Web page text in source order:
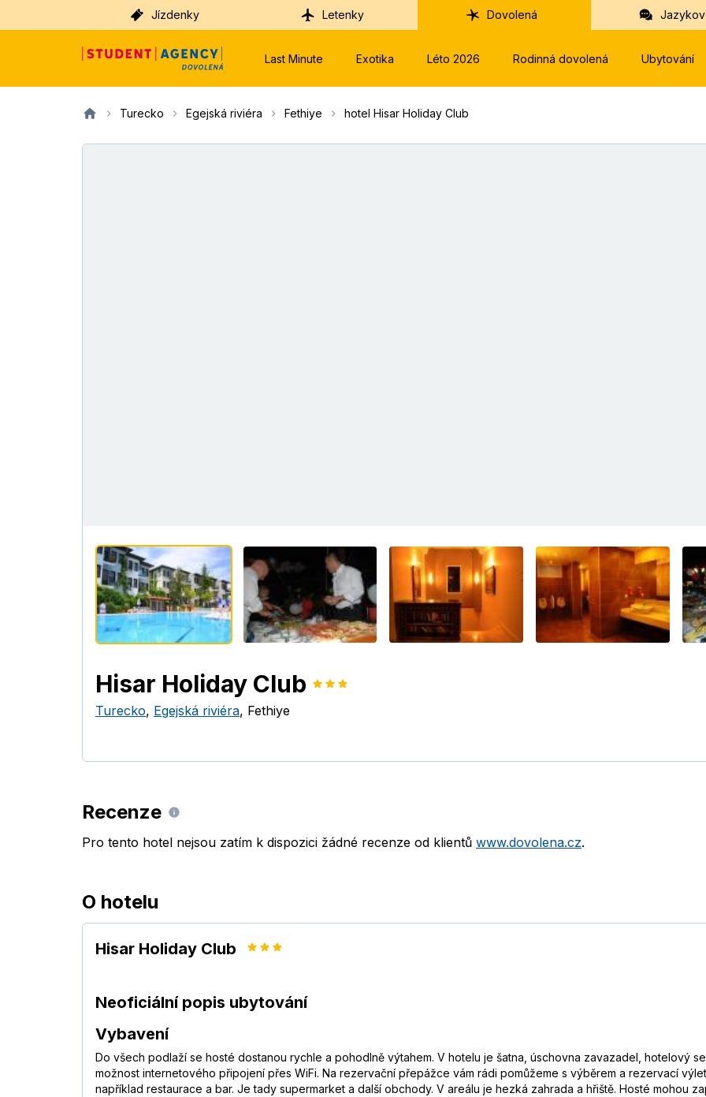
Jízdenky Letenky Dovolená
Last Minute Exotika Léto 2026 Rodinná dovolená Ubytování
Turecko Egejská riviéra Fethiye hotel Hisar Holiday Club
Hisar Holiday Club
Turecko, Egejská riviéra, Fethiye
Recenze
Pro tento hotel nejsou zatím k dispozici žádné recenze od klientů www.dovolena.cz.
O hotelu
Hisar Holiday Club
Neoficiální popis ubytování
Vybavení
Do všech podlaží se hosté dostanou rychle a pohodlně výtahem. V hotelu je šatna, úschovna zavazadel, hotelový
možnost internetového připojení přes WiFi. Na rezervační přepážce vám rádi pomůžeme s výběrem a rezervací
například restaurace a bar. Je tady supermarket a další obchody. V areálu je hezká zahrada a hřiště. Hosté mohou